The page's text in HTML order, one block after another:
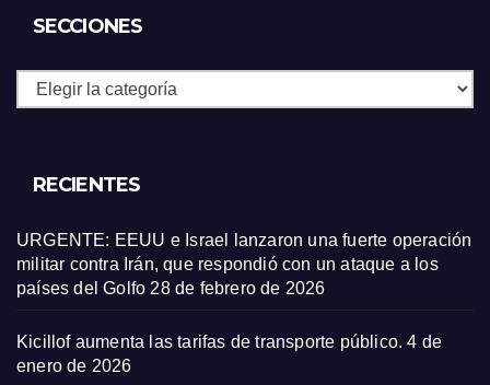
SECCIONES
Secciones
RECIENTES
URGENTE: EEUU e Israel lanzaron una fuerte operación
militar contra Irán, que respondió con un ataque a los
países del Golfo 28 de febrero de 2026
Kicillof aumenta las tarifas de transporte público. 4 de
enero de 2026